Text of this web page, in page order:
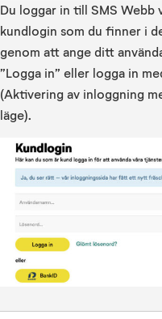
Du loggar in till SMS
kundlogin som du finner i
genom att ange ditt
”Logga in” eller logga in
(Aktivering av inloggning
läge).